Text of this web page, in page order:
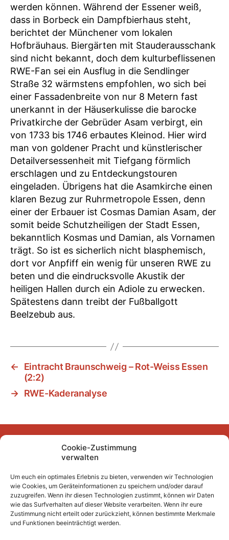
Cookie-Zustimmung
verwalten
Um euch ein optimales Erlebnis zu bieten, verwenden wir Technologien
wie Cookies, um Geräteinformationen zu speichern und/oder darauf
zuzugreifen. Wenn ihr diesen Technologien zustimmt, können wir Daten
wie das Surfverhalten auf dieser Website verarbeiten. Wenn ihr eure
Zustimmung nicht erteilt oder zurückzieht, können bestimmte Merkmale
und Funktionen beeinträchtigt werden.
werden können. Während der Essener weiß,
dass in Borbeck ein Dampfbierhaus steht,
berichtet der Münchener vom lokalen
Hofbräuhaus. Biergärten mit Stauderausschank
sind nicht bekannt, doch dem kulturbeflissenen
RWE-Fan sei ein Ausflug in die Sendlinger
Straße 32 wärmstens empfohlen, wo sich bei
einer Fassadenbreite von nur 8 Metern fast
unerkannt in der Häuserkulisse die barocke
Privatkirche der Gebrüder Asam verbirgt, ein
von 1733 bis 1746 erbautes Kleinod. Hier wird
man von goldener Pracht und künstlerischer
Detailversessenheit mit Tiefgang förmlich
erschlagen und zu Entdeckungstouren
eingeladen. Übrigens hat die Asamkirche einen
klaren Bezug zur Ruhrmetropole Essen, denn
einer der Erbauer ist Cosmas Damian Asam, der
somit beide Schutzheiligen der Stadt Essen,
bekanntlich Kosmas und Damian, als Vornamen
trägt. So ist es sicherlich nicht blasphemisch,
dort vor Anpfiff ein wenig für unseren RWE zu
beten und die eindrucksvolle Akustik der
heiligen Hallen durch ein Adiole zu erwecken.
Spätestens dann treibt der Fußballgott
Beelzebub aus.
←
Eintracht Braunschweig – Rot-Weiss Essen
(2:2)
→ RWE-Kaderanalyse
FacebookInstagram
YouTubeMastodonBluesky
Unser Archiv
Kurze Fuffzehn
Beiträge 2007/2008 bis 2018/2019